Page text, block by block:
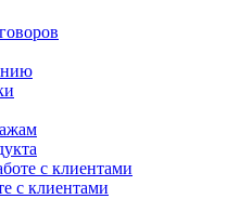
с клиентами
с клиентами